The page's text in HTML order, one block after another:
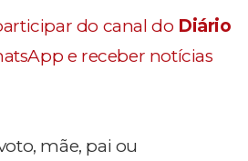
do canal do Diário
e receber notícias
mãe, pai ou